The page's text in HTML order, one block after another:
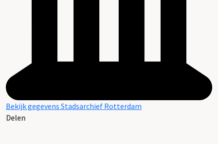
Bekijk gegevens Stadsarchief Rotterdam
Delen